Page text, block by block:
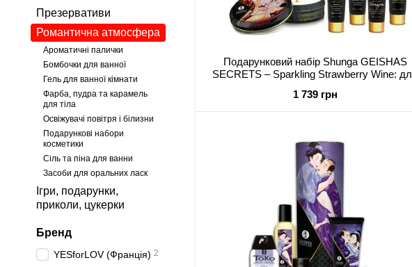
Подарунковий набір Shunga GEISHAS
SECRETS – Sparkling Strawberry Wine:
1 739 грн
Презервативи
Романтична атмосфера
Ароматичні палички
Бомбочки для ванної
Гель для ванної кімнати
Фарба, пудра та карамель
для тіла
Освіжувачі повітря і білизни
Подарункові набори
косметики
Сіль та піна для ванни
Засоби для оральних ласк
Ігри, подарунки,
приколи, цукерки
Бренд
YESforLOV (Франція) 2